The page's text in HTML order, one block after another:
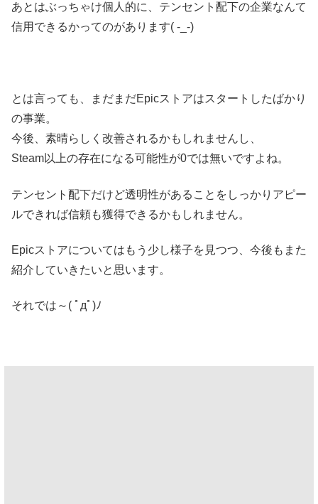
あとはぶっちゃけ個人的に、テンセント配下の企業なんて
信用できるかってのがあります( -_-)
とは言っても、まだまだEpicストアはスタートしたばかり
の事業。
今後、素晴らしく改善されるかもしれませんし、
Steam以上の存在になる可能性が0では無いですよね。
テンセント配下だけど透明性があることをしっかりアピー
ルできれば信頼も獲得できるかもしれません。
Epicストアについてはもう少し様子を見つつ、今後もまた
紹介していきたいと思います。
それでは～( ﾟдﾟ)ﾉ